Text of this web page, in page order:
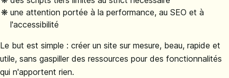
une attention portée à la performance, au SEO et à
l'accessibilité
Le but est simple : créer un site sur mesure, beau, rapide et
utile, sans gaspiller des ressources pour des fonctionnalités
qui n'apportent rien.